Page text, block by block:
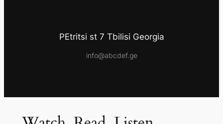
PEtritsi st 7 Tbilisi Georgia
info@abcdef.ge